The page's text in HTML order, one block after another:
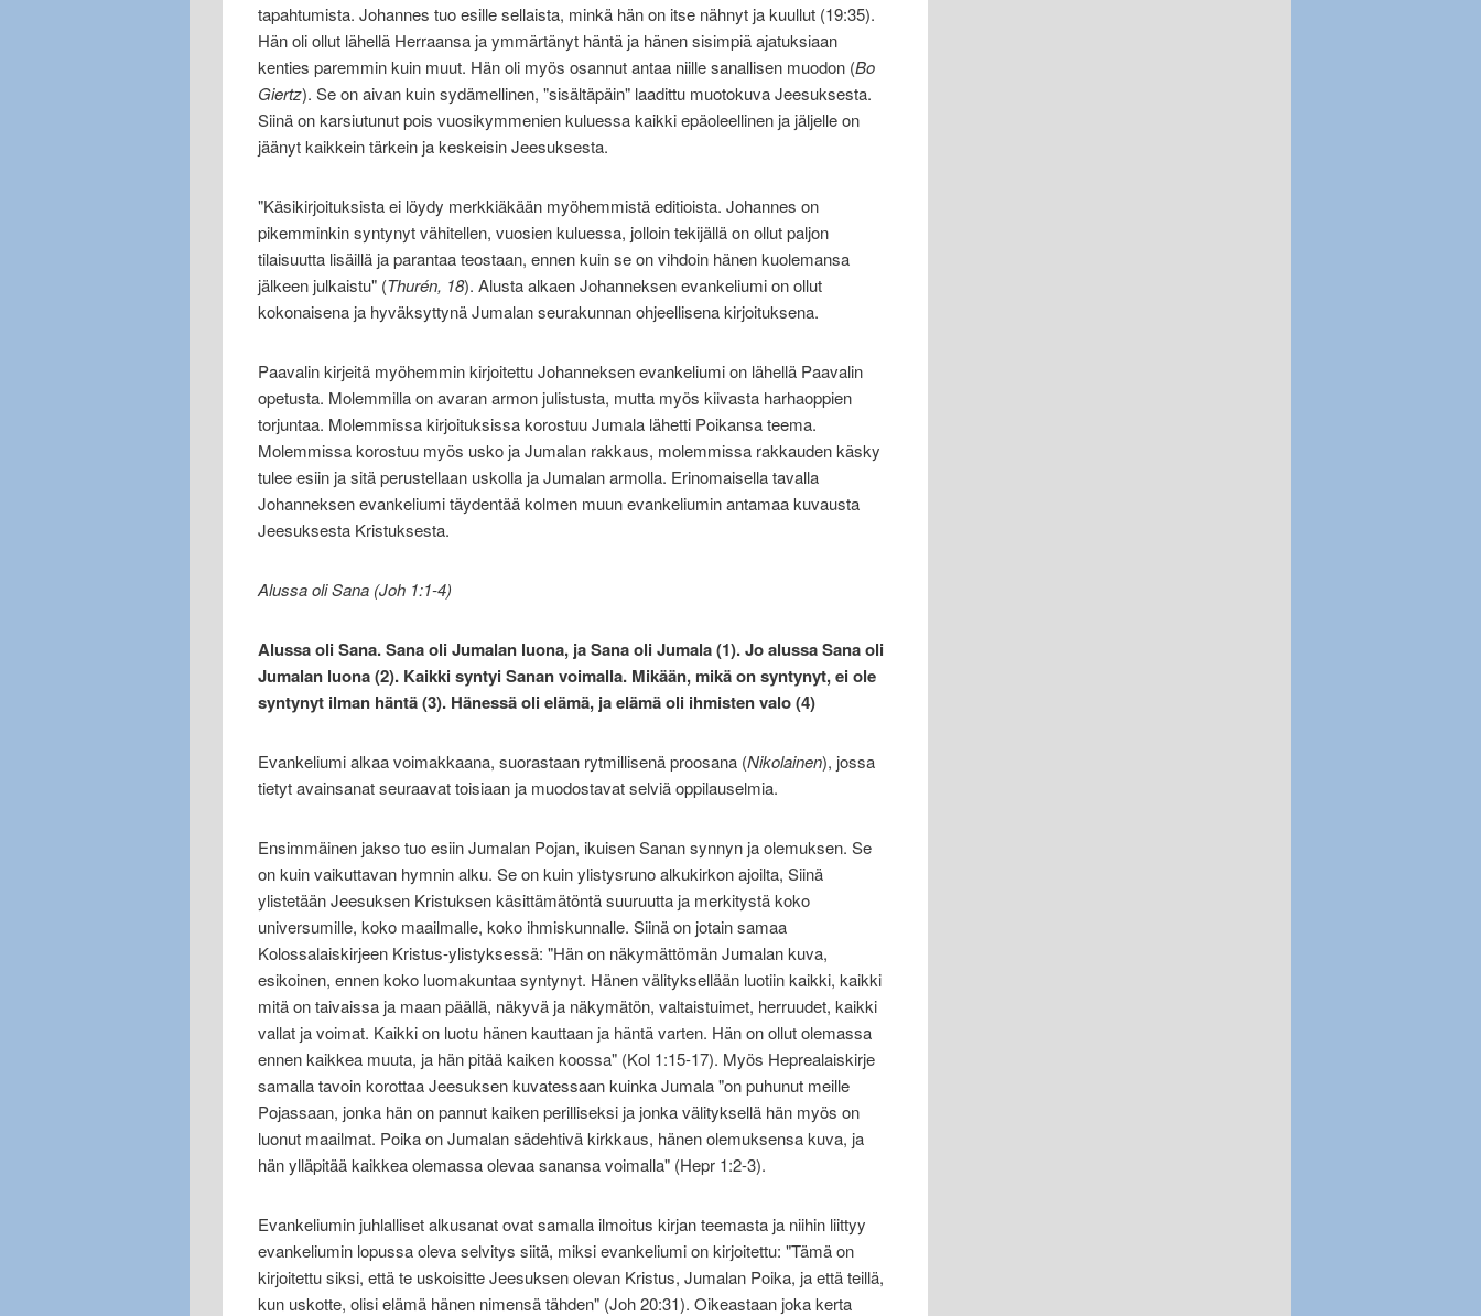
tapahtumista. Johannes tuo esille sellaista, minkä hän on itse nähnyt ja kuullut (19:35).
Hän oli ollut lähellä Herraansa ja ymmärtänyt häntä ja hänen sisimpiä ajatuksiaan
kenties paremmin kuin muut. Hän oli myös osannut antaa niille sanallisen muodon (Bo
Giertz). Se on aivan kuin sydämellinen, "sisältäpäin" laadittu muotokuva Jeesuksesta.
Siinä on karsiutunut pois vuosikymmenien kuluessa kaikki epäoleellinen ja jäljelle on
jäänyt kaikkein tärkein ja keskeisin Jeesuksesta.
"Käsikirjoituksista ei löydy merkkiäkään myöhemmistä editioista. Johannes on
pikemminkin syntynyt vähitellen, vuosien kuluessa, jolloin tekijällä on ollut paljon
tilaisuutta lisäillä ja parantaa teostaan, ennen kuin se on vihdoin hänen kuolemansa
jälkeen julkaistu" (Thurén, 18). Alusta alkaen Johanneksen evankeliumi on ollut
kokonaisena ja hyväksyttynä Jumalan seurakunnan ohjeellisena kirjoituksena.
Paavalin kirjeitä myöhemmin kirjoitettu Johanneksen evankeliumi on lähellä Paavalin
opetusta. Molemmilla on avaran armon julistusta, mutta myös kiivasta harhaoppien
torjuntaa. Molemmissa kirjoituksissa korostuu Jumala lähetti Poikansa teema.
Molemmissa korostuu myös usko ja Jumalan rakkaus, molemmissa rakkauden käsky
tulee esiin ja sitä perustellaan uskolla ja Jumalan armolla. Erinomaisella tavalla
Johanneksen evankeliumi täydentää kolmen muun evankeliumin antamaa kuvausta
Jeesuksesta Kristuksesta.
Alussa oli Sana (Joh 1:1-4)
Alussa oli Sana. Sana oli Jumalan luona, ja Sana oli Jumala (1). Jo alussa Sana oli
Jumalan luona (2). Kaikki syntyi Sanan voimalla. Mikään, mikä on syntynyt, ei ole
syntynyt ilman häntä (3). Hänessä oli elämä, ja elämä oli ihmisten valo (4)
Evankeliumi alkaa voimakkaana, suorastaan rytmillisenä proosana (Nikolainen), jossa
tietyt avainsanat seuraavat toisiaan ja muodostavat selviä oppilauselmia.
Ensimmäinen jakso tuo esiin Jumalan Pojan, ikuisen Sanan synnyn ja olemuksen. Se
on kuin vaikuttavan hymnin alku. Se on kuin ylistysruno alkukirkon ajoilta, Siinä
ylistetään Jeesuksen Kristuksen käsittämätöntä suuruutta ja merkitystä koko
universumille, koko maailmalle, koko ihmiskunnalle. Siinä on jotain samaa
Kolossalaiskirjeen Kristus-ylistyksessä: "Hän on näkymättömän Jumalan kuva,
esikoinen, ennen koko luomakuntaa syntynyt. Hänen välityksellään luotiin kaikki, kaikki
mitä on taivaissa ja maan päällä, näkyvä ja näkymätön, valtaistuimet, herruudet, kaikki
vallat ja voimat. Kaikki on luotu hänen kauttaan ja häntä varten. Hän on ollut olemassa
ennen kaikkea muuta, ja hän pitää kaiken koossa" (Kol 1:15-17). Myös Heprealaiskirje
samalla tavoin korottaa Jeesuksen kuvatessaan kuinka Jumala "on puhunut meille
Pojassaan, jonka hän on pannut kaiken perilliseksi ja jonka välityksellä hän myös on
luonut maailmat. Poika on Jumalan sädehtivä kirkkaus, hänen olemuksensa kuva, ja
hän ylläpitää kaikkea olemassa olevaa sanansa voimalla" (Hepr 1:2-3).
Evankeliumin juhlalliset alkusanat ovat samalla ilmoitus kirjan teemasta ja niihin liittyy
evankeliumin lopussa oleva selvitys siitä, miksi evankeliumi on kirjoitettu: "Tämä on
kirjoitettu siksi, että te uskoisitte Jeesuksen olevan Kristus, Jumalan Poika, ja että teillä,
kun uskotte, olisi elämä hänen nimensä tähden" (Joh 20:31). Oikeastaan joka kerta